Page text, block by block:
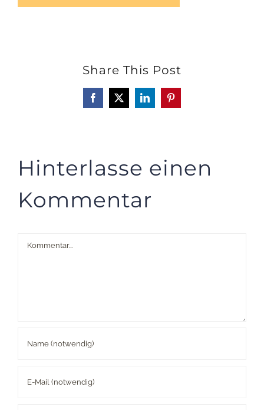
Share This Post
Facebook
X LinkedInPinterest
Hinterlasse einen
Kommentar
Kommentar